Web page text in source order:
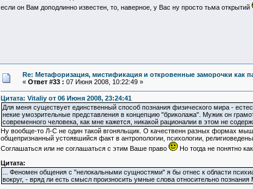
если он Вам доподлинно известен, то, наверное, у Вас ну просто тьма открытий
Re: Метафоризация, мистификация и откровенные заморочки как
« Ответ #33 : 07 Июня 2008, 10:22:49 »
Цитата: Vitaliy от 06 Июня 2008, 23:24:41
Для меня существует единственный способ познания физического мира -
некие умозрительные представления в концепцию "бриколажа". Мужик он
современного человека, как мне кажется, никакой рационалии в этом не
Ну вообще-то Л-С не один такой вгоняльщик. О качественн разных формах
общепризнанный устоявшийся факт в антропологии, психологии,
Соглашаться или не соглашаться с этим Ваше право
Но тогда не понятно
Цитата:
... Феномен общения с "нелокальными сущностями" я бы отнес к области
вокруг, - вряд ли есть смысл произносить умные слова относительно познания